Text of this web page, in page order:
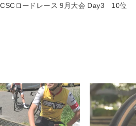
ロードレース 9月大会 Day3 10位